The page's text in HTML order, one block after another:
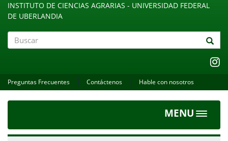
INSTITUTO DE CIENCIAS AGRARIAS - UNIVERSIDAD FEDERAL
DE UBERLANDIA
Preguntas Frecuentes Contáctenos Hable con nosotros
MENU
Toggle